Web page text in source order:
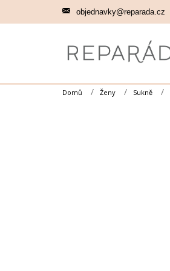
objednavky@reparada.cz
Domů Ženy Sukně